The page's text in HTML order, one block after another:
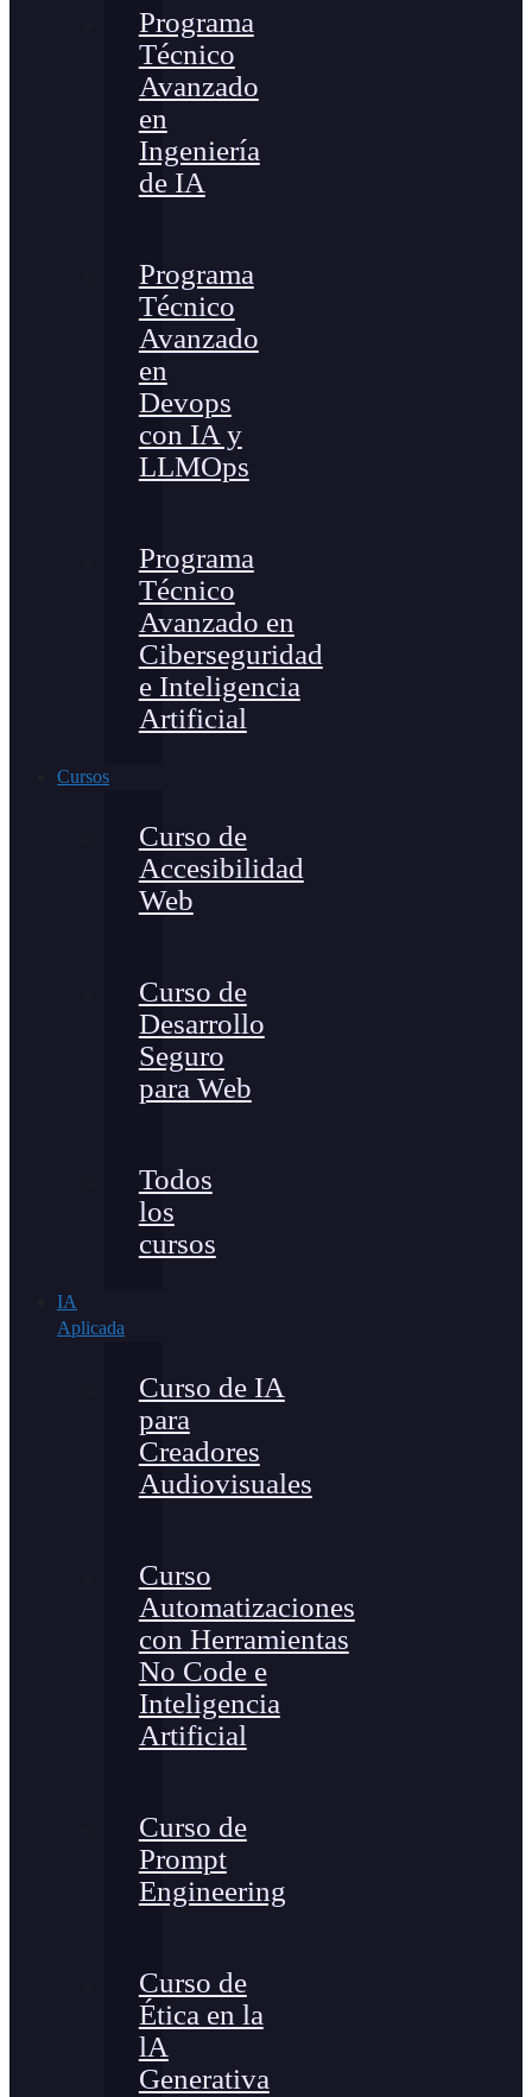
Programa
Técnico
Avanzado
en
Ingeniería
de IA
Programa
Técnico
Avanzado
en
Devops
con IA y
LLMOps
Programa
Técnico
Avanzado en
Ciberseguridad
e Inteligencia
Artificial
Cursos
Curso de
Accesibilidad
Web
Curso de
Desarrollo
Seguro
para Web
Todos
los
cursos
IA
Aplicada
Curso de IA
para
Creadores
Audiovisuales
Curso
Automatizaciones
con Herramientas
No Code e
Inteligencia
Artificial
Curso de
Prompt
Engineering
Curso de
Ética en la
lA
Generativa